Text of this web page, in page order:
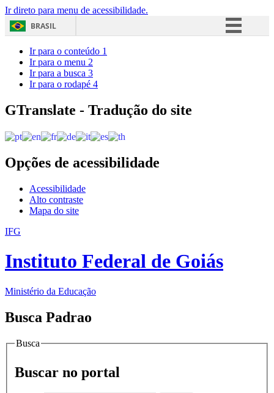
Ir direto para menu de acessibilidade.
BRASIL
Acesso à informação
Ir para o conteúdo 1
Ir para o menu 2
Ir para a busca 3
Ir para o rodapé 4
GTranslate - Tradução do site
Opções de acessibilidade
Acessibilidade
Alto contraste
Mapa do site
IFG
Instituto Federal de Goiás
Ministério da Educação
Busca Padrao
Busca
Buscar no portal